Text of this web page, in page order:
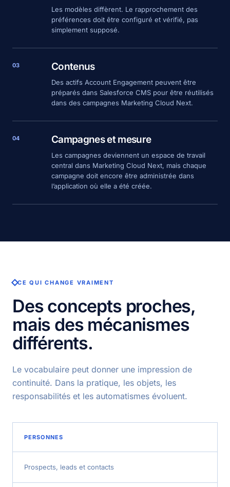
Les modèles diffèrent. Le rapprochement des
préférences doit être configuré et vérifié, pas
simplement supposé.
03 Contenus
Des actifs Account Engagement peuvent être
préparés dans Salesforce CMS pour être réutilisés
dans des campagnes Marketing Cloud Next.
04 Campagnes et mesure
Les campagnes deviennent un espace de travail
central dans Marketing Cloud Next, mais chaque
campagne doit encore être administrée dans
l’application où elle a été créée.
CE QUI CHANGE VRAIMENT
Des concepts proches,
mais des mécanismes
différents.
Le vocabulaire peut donner une impression de
continuité. Dans la pratique, les objets, les
responsabilités et les automatismes évoluent.
PERSONNES
Prospects, leads et contacts